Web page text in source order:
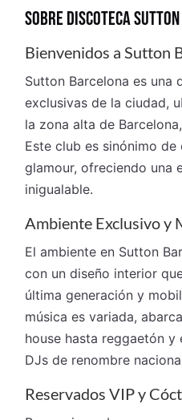
SOBRE DISCOTECA
Bienvenidos a Sutton
Sutton Barcelona es una
exclusivas de la ciudad,
la zona alta de
Este club es sinónimo
glamour, ofreciendo una
inigualable.
Ambiente Exclusivo y
El ambiente en Sutton
con un diseño interior
última generación y
música es variada,
house hasta reggaetón
DJs de renombre
Reservados VIP y